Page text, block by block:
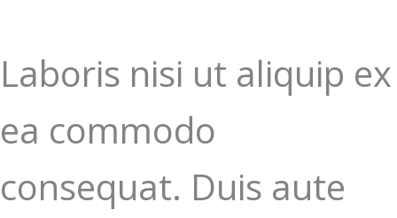
Laboris nisi ut aliquip ex
ea commodo
consequat. Duis aute